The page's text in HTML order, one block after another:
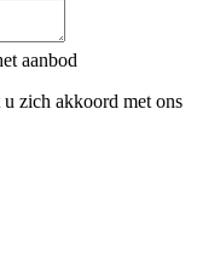
aanbod
zich akkoord met ons